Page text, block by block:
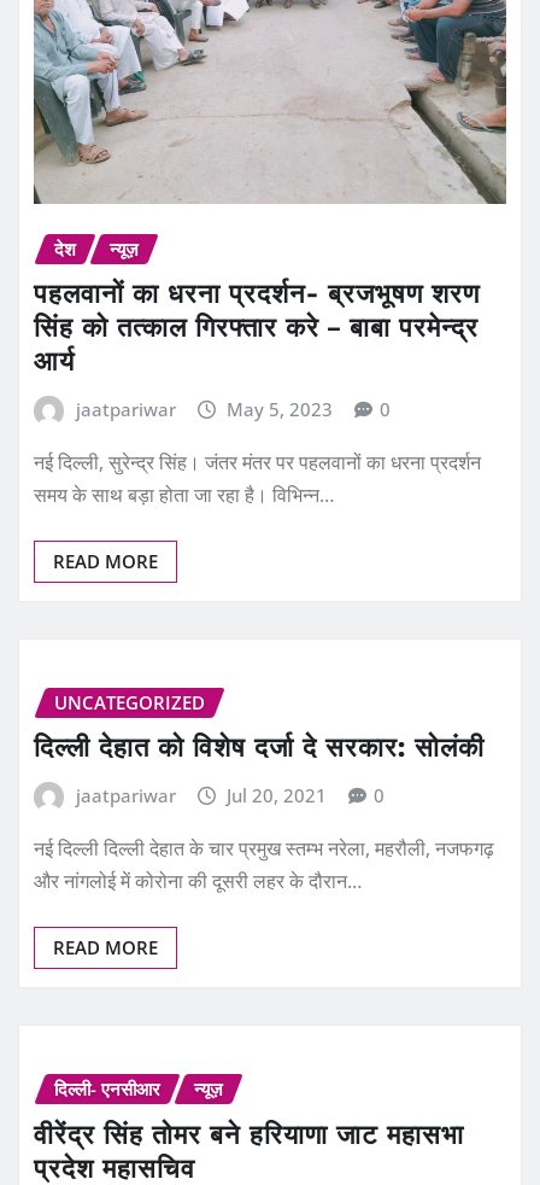
देश न्यूज़
पहलवानों का धरना प्रदर्शन- ब्रजभूषण शरण
सिंह को तत्काल गिरफ्तार करे – बाबा परमेन्द्र
आर्य
jaatpariwar May 5, 2023 0
नई दिल्ली, सुरेन्द्र सिंह। जंतर मंतर पर पहलवानों का धरना प्रदर्शन
समय के साथ बड़ा होता जा रहा है। विभिन्न…
READ MORE
UNCATEGORIZED
दिल्ली देहात को विशेष दर्जा दे सरकार: सोलंकी
jaatpariwar Jul 20, 2021 0
नई दिल्ली दिल्ली देहात के चार प्रमुख स्तम्भ नरेला, महरौली, नजफगढ़
और नांगलोई में कोरोना की दूसरी लहर के दौरान…
READ MORE
दिल्ली- एनसीआर न्यूज़
वीरेंद्र सिंह तोमर बने हरियाणा जाट महासभा
प्रदेश महासचिव